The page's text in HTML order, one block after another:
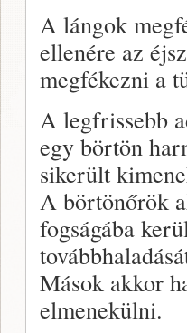
A lángok
ellenére az
megfékezni a
A legfrissebb
egy börtön
sikerült
A börtönőrök
fogságába
Mások akkor
elmenekülni.